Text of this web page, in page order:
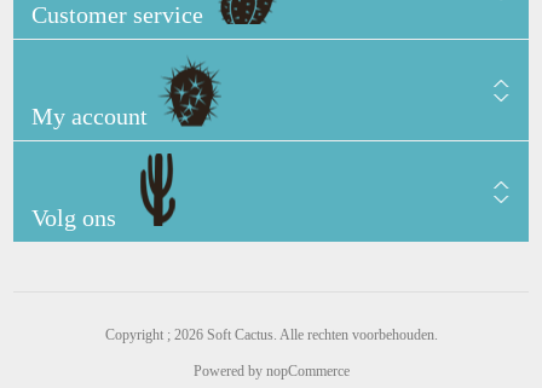
Customer service
My account
Volg ons
Copyright ; 2026 Soft Cactus. Alle rechten voorbehouden.
Powered by nopCommerce